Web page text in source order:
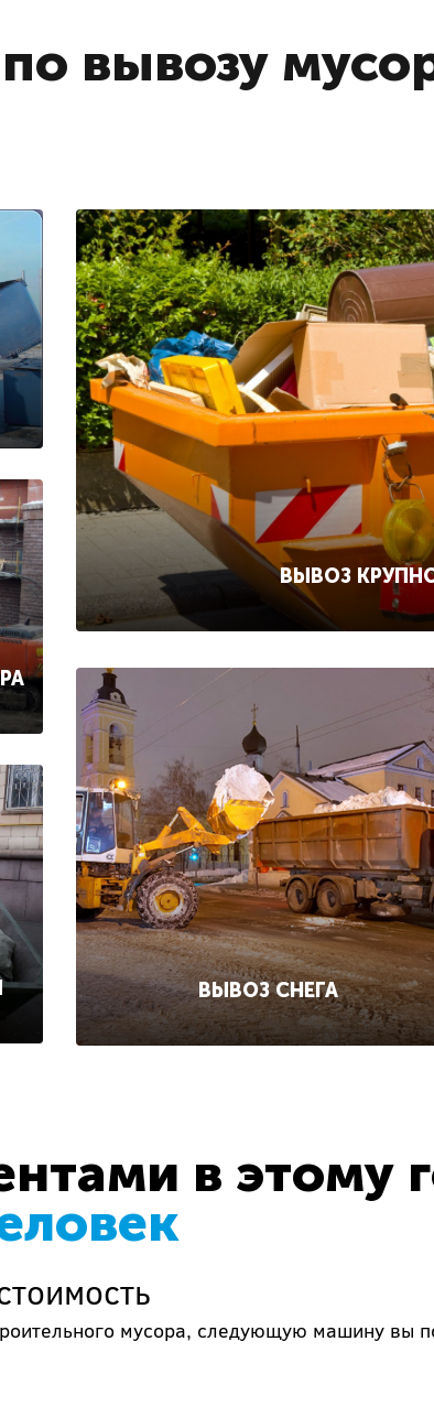
вывозу
ВЫВОЗ
ВЫВОЗ СНЕГА
в этому
мусора, следующую машину вы